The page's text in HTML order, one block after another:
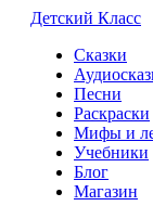
Детский Класс
Сказки
Песни
Раскраски
Мифы и
Учебники
Блог
Магазин